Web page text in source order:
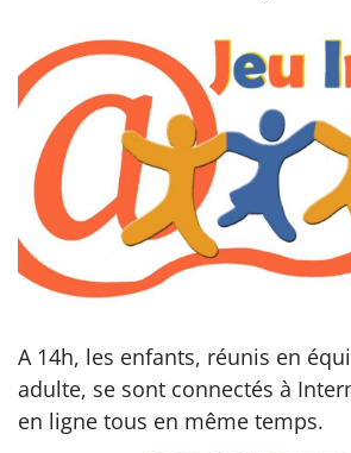
A 14h, les enfants, réunis en
adulte, se sont connectés à
en ligne tous en même temps.